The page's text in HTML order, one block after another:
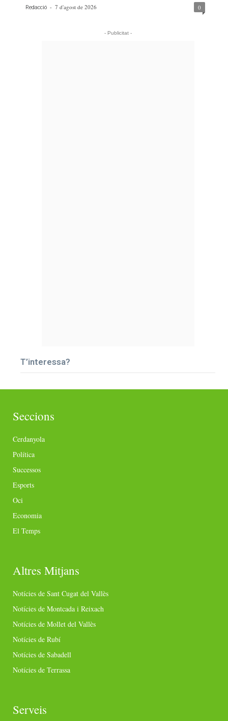
Redacció - 7 d'agost de 2026 0
- Publicitat -
T’interessa?
Seccions
Cerdanyola
Política
Successos
Esports
Oci
Economia
El Temps
Altres Mitjans
Notícies de Sant Cugat del Vallès
Notícies de Montcada i Reixach
Notícies de Mollet del Vallès
Notícies de Rubí
Notícies de Sabadell
Notícies de Terrassa
Serveis